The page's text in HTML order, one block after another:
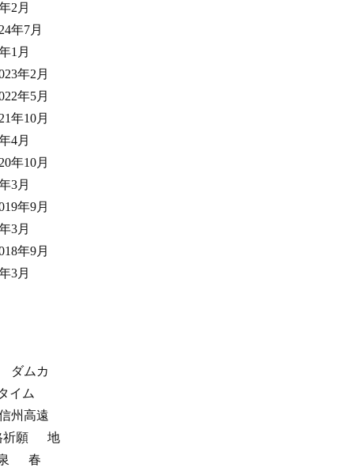
2月
年7月
1月
年2月
年5月
年10月
4月
年10月
3月
年9月
3月
年9月
3月
ダムカ
イム
州高遠
祈願
地
春